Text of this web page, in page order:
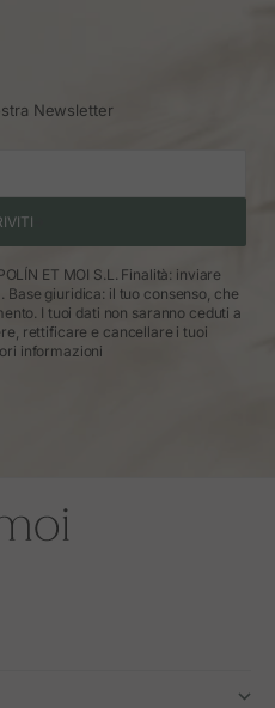
Newsletter
ET MOI S.L. Finalità: inviare
giuridica: il tuo consenso, che
I tuoi dati non saranno ceduti a
rettificare e cancellare i tuoi
informazioni